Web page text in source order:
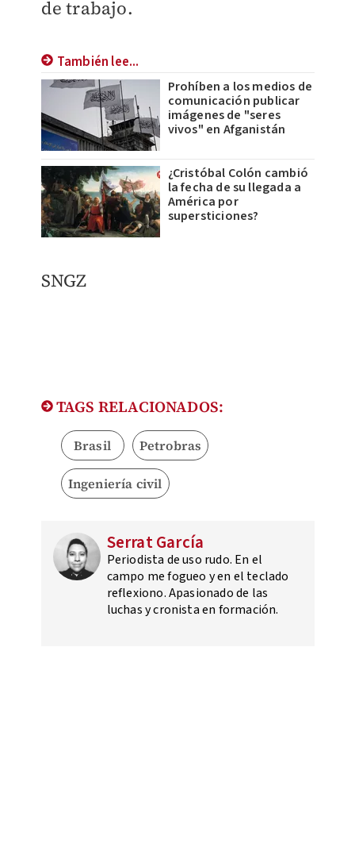
de trabajo.
También lee...
Prohíben a los medios de
comunicación publicar
imágenes de "seres
vivos" en Afganistán
¿Cristóbal Colón cambió
la fecha de su llegada a
América por
supersticiones?
SNGZ
TAGS RELACIONADOS:
Brasil Petrobras
Ingeniería civil
Serrat García
Periodista de uso rudo. En el
campo me fogueo y en el teclado
reflexiono. Apasionado de las
luchas y cronista en formación.